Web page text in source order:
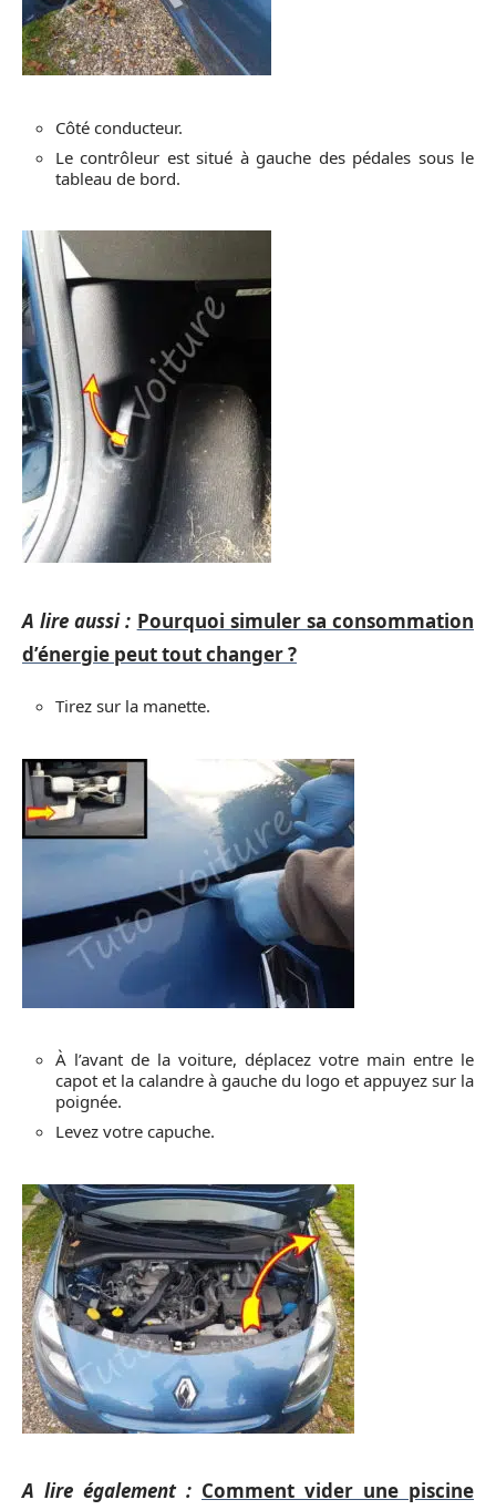
Côté conducteur.
Le contrôleur est situé à gauche des pédales sous le
tableau de bord.
A lire aussi : Pourquoi simuler sa consommation
d’énergie peut tout changer ?
Tirez sur la manette.
À l’avant de la voiture, déplacez votre main entre le
capot et la calandre à gauche du logo et appuyez sur la
poignée.
Levez votre capuche.
A lire également : Comment vider une piscine